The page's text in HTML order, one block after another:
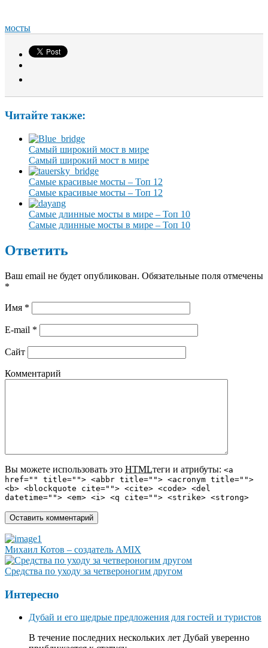
мосты
Читайте также:
Самый широкий мост в мире
Самый широкий мост в мире
Самые красивые мосты – Топ 12
Самые красивые мосты – Топ 12
Самые длинные мосты в мире – Топ 10
Самые длинные мосты в мире – Топ 10
Ответить
Ваш email не будет опубликован. Обязательные поля отмечены
*
Имя *
E-mail *
Сайт
Комментарий
Вы можете использовать это HTMLтеги и атрибуты: <a
href="" title=""> <abbr title=""> <acronym title="">
<b> <blockquote cite=""> <cite> <code> <del
datetime=""> <em> <i> <q cite=""> <strike> <strong>
Михаил Котов – создатель AMIX
Средства по уходу за четвероногим другом
Интересно
Дубай и его щедрые предложения для гостей и туристов
В течение последних нескольких лет Дубай уверенно